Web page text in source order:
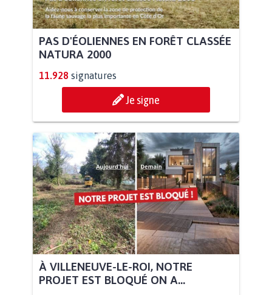
PAS D'ÉOLIENNES EN FORÊT CLASSÉE
NATURA 2000
11.928 signatures
Je signe
À VILLENEUVE-LE-ROI, NOTRE
PROJET EST BLOQUÉ ON A...